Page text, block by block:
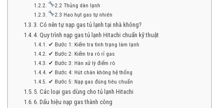
2.2 Thủng dàn lạnh
2.3 Hao hụt gas tự nhiên
3. Có nên tự nạp gas tủ lạnh tại nhà không?
4. Quy trình nạp gas tủ lạnh Hitachi chuẩn kỹ thuật
✔ Bước 1: Kiểm tra tình trạng làm lạnh
✔ Bước 2: Kiểm tra rò rỉ gas
✔ Bước 3: Hàn xử lý điểm rò
✔ Bước 4: Hút chân không hệ thống
✔ Bước 5: Nạp gas đúng tiêu chuẩn
5. Các loại gas dùng cho tủ lạnh Hitachi
6. Dấu hiệu nạp gas thành công